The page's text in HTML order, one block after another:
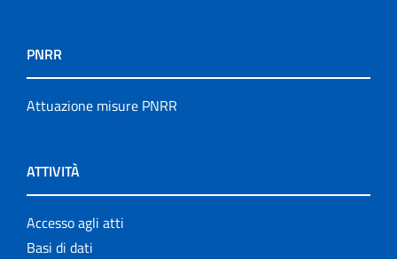
PNRR
Attuazione misure PNRR
ATTIVITÀ
Accesso agli atti
Basi di dati